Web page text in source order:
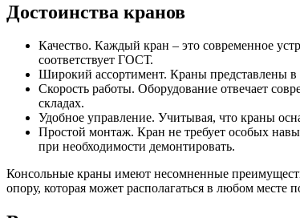
Достоинства кранов
Качество. Каждый кран – это современное
соответствует ГОСТ.
Широкий ассортимент. Краны представлены в
Скорость работы. Оборудование отвечает
складах.
Удобное управление. Учитывая, что краны
Простой монтаж. Кран не требует особых
при необходимости демонтировать.
Консольные краны имеют несомненные
опору, которая может располагаться в любом месте